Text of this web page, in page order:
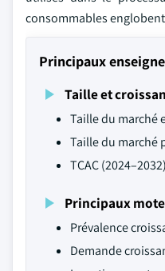
consommables
Principaux
Taille et
Taille du marché
Taille du marché
TCAC
Principaux
Prévalence
Demande